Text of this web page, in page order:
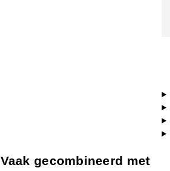
Vaak gecombineerd met